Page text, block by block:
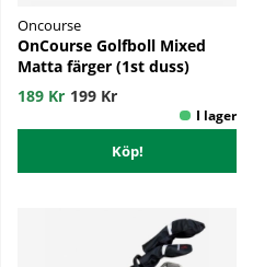
Oncourse
OnCourse Golfboll Mixed
Matta färger (1st duss)
189 Kr 199 Kr
Köp!